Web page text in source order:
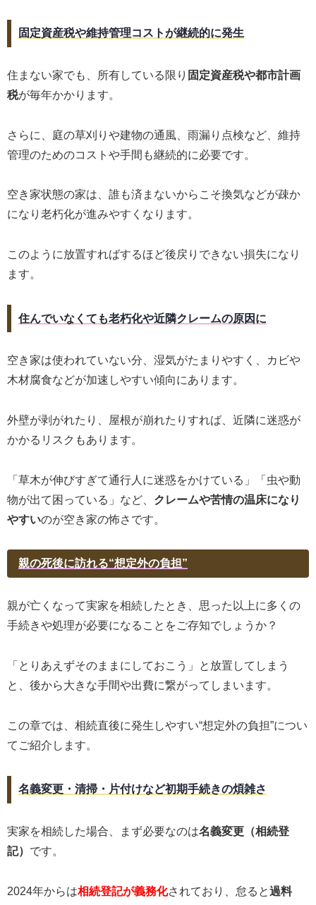
固定資産税や維持管理コストが継続的に発生
住まない家でも、所有している限り 固定資産税や都市計画
税が毎年かかります。
さらに、庭の草刈りや建物の通風、雨漏り点検など、維持
管理のためのコストや手間も継続的に必要です。
空き家状態の家は、誰も済まないからこそ換気などが疎か
になり老朽化が進みやすくなります。
このように放置すればするほど後戻りできない損失になり
ます。
住んでいなくても老朽化や近隣クレームの原因に
空き家は使われていない分、湿気がたまりやすく、カビや
木材腐食などが加速しやすい傾向にあります。
外壁が剥がれたり、屋根が崩れたりすれば、近隣に迷惑が
かかるリスクもあります。
「草木が伸びすぎて通行人に迷惑をかけている」「虫や動
物が出て困っている」など、 クレームや苦情の温床になり
やすいのが空き家の怖さです。
親の死後に訪れる“想定外の負担”
親が亡くなって実家を相続したとき、思った以上に多くの
手続きや処理が必要になることをご存知でしょうか？
「とりあえずそのままにしておこう」と放置してしまう
と、後から大きな手間や出費に繋がってしまいます。
この章では、相続直後に発生しやすい“想定外の負担”につい
てご紹介します。
名義変更・清掃・片付けなど初期手続きの煩雑さ
実家を相続した場合、まず必要なのは名義変更（相続登
記） です。
2024年からは相続登記が義務化されており、怠ると過料